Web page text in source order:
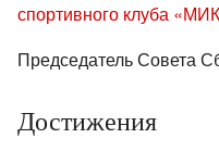
спортивного клуба
Председатель Совета
Достижения